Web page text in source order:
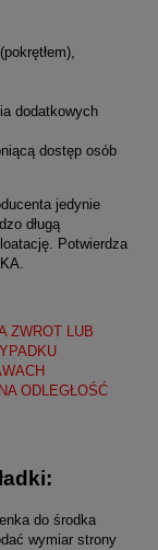
dodatkowych
dostęp osób
jedynie
długą
Potwierdza
ZWROT LUB
ODLEGŁOŚĆ
do środka
wymiar strony